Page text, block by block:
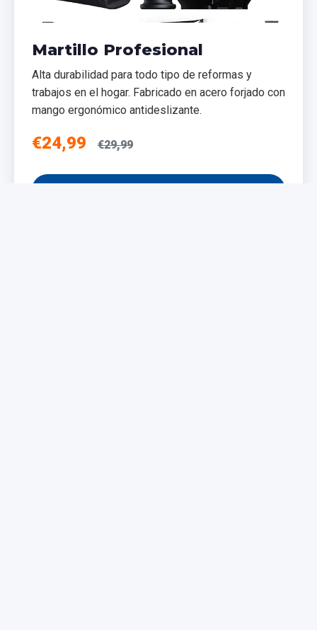
Martillo Profesional
Alta durabilidad para todo tipo de reformas y
trabajos en el hogar. Fabricado en acero forjado con
mango ergonómico antideslizante.
€24,99 €29,99